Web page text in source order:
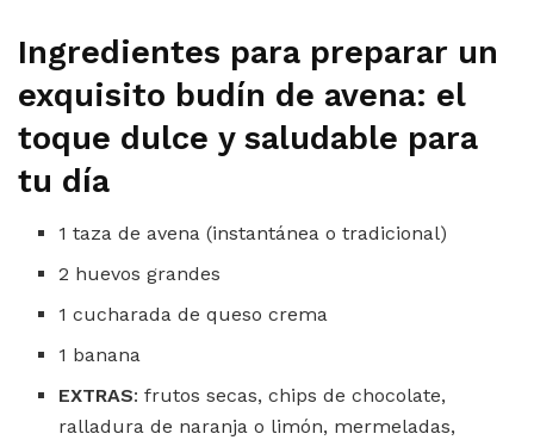
Ingredientes para preparar un
exquisito budín de avena: el
toque dulce y saludable para
tu día
1 taza de avena (instantánea o tradicional)
2 huevos grandes
1 cucharada de queso crema
1 banana
EXTRAS: frutos secas, chips de chocolate,
ralladura de naranja o limón, mermeladas,